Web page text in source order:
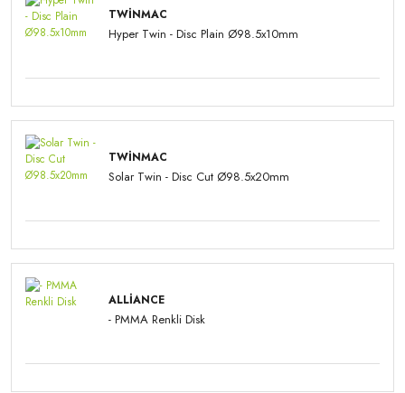
TWINMAC
Hyper Twin - Disc Plain Ø98.5x10mm
TWINMAC
Solar Twin - Disc Cut Ø98.5x20mm
ALLIANCE
- PMMA Renkli Disk